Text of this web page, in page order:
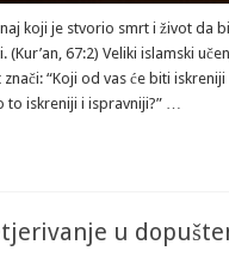
koji je stvorio smrt i život da
67:2) Veliki islamski
“Koji od vas će biti iskreniji
to iskreniji i ispravniji?” …
u